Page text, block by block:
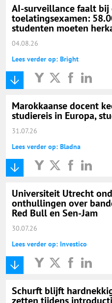
AI-surveillance faalt
toelatingsexamen:
studenten moeten
04.08.26
Lees verder op: Bright
Marokkaanse docent
studiereis in Europa,
31.07.26
Lees verder op: Bladna
Universiteit Utrecht
onthullingen over
Red Bull en Sen-Jam
30.07.26
Lees verder op: Investico
Schurft blijft